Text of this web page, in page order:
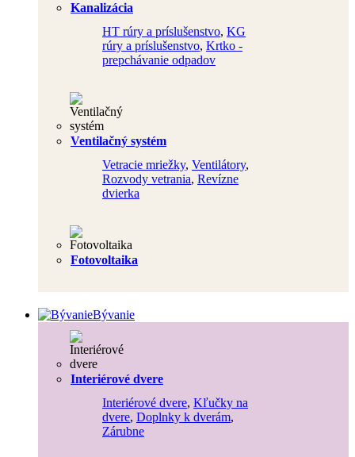
Kanalizácia
HT rúry a príslušenstvo, KG
rúry a príslušenstvo, Krtko -
prepchávanie odpadov
Ventilačný systém
Vetracie mriežky, Ventilátory,
Rozvody vetrania, Revízne
dvierka
Fotovoltaika
Bývanie
Interiérové dvere
Interiérové dvere, Kľučky na
dvere, Doplnky k dverám,
Zárubne